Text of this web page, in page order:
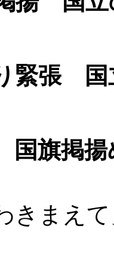
緊張 国
旗掲揚
きまえ